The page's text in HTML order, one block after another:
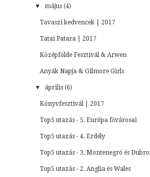
▼ május (4)
Tavaszi kedvencek | 2017
Tatai Patara | 2017
Középfölde Fesztivál & Arwen
Anyák Napja & Gilmore Girls
▼ április (6)
Könyvfesztivál | 2017
Top5 utazás - 5. Európa fővárosai
Top5 utazás - 4. Erdély
Top5 utazás - 3. Montenegró és
Top5 utazás - 2. Anglia és Wales